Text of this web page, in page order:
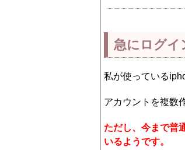
急にログイ
私が使っている
アカウントを複数
ただし、今まで普
いるようです。